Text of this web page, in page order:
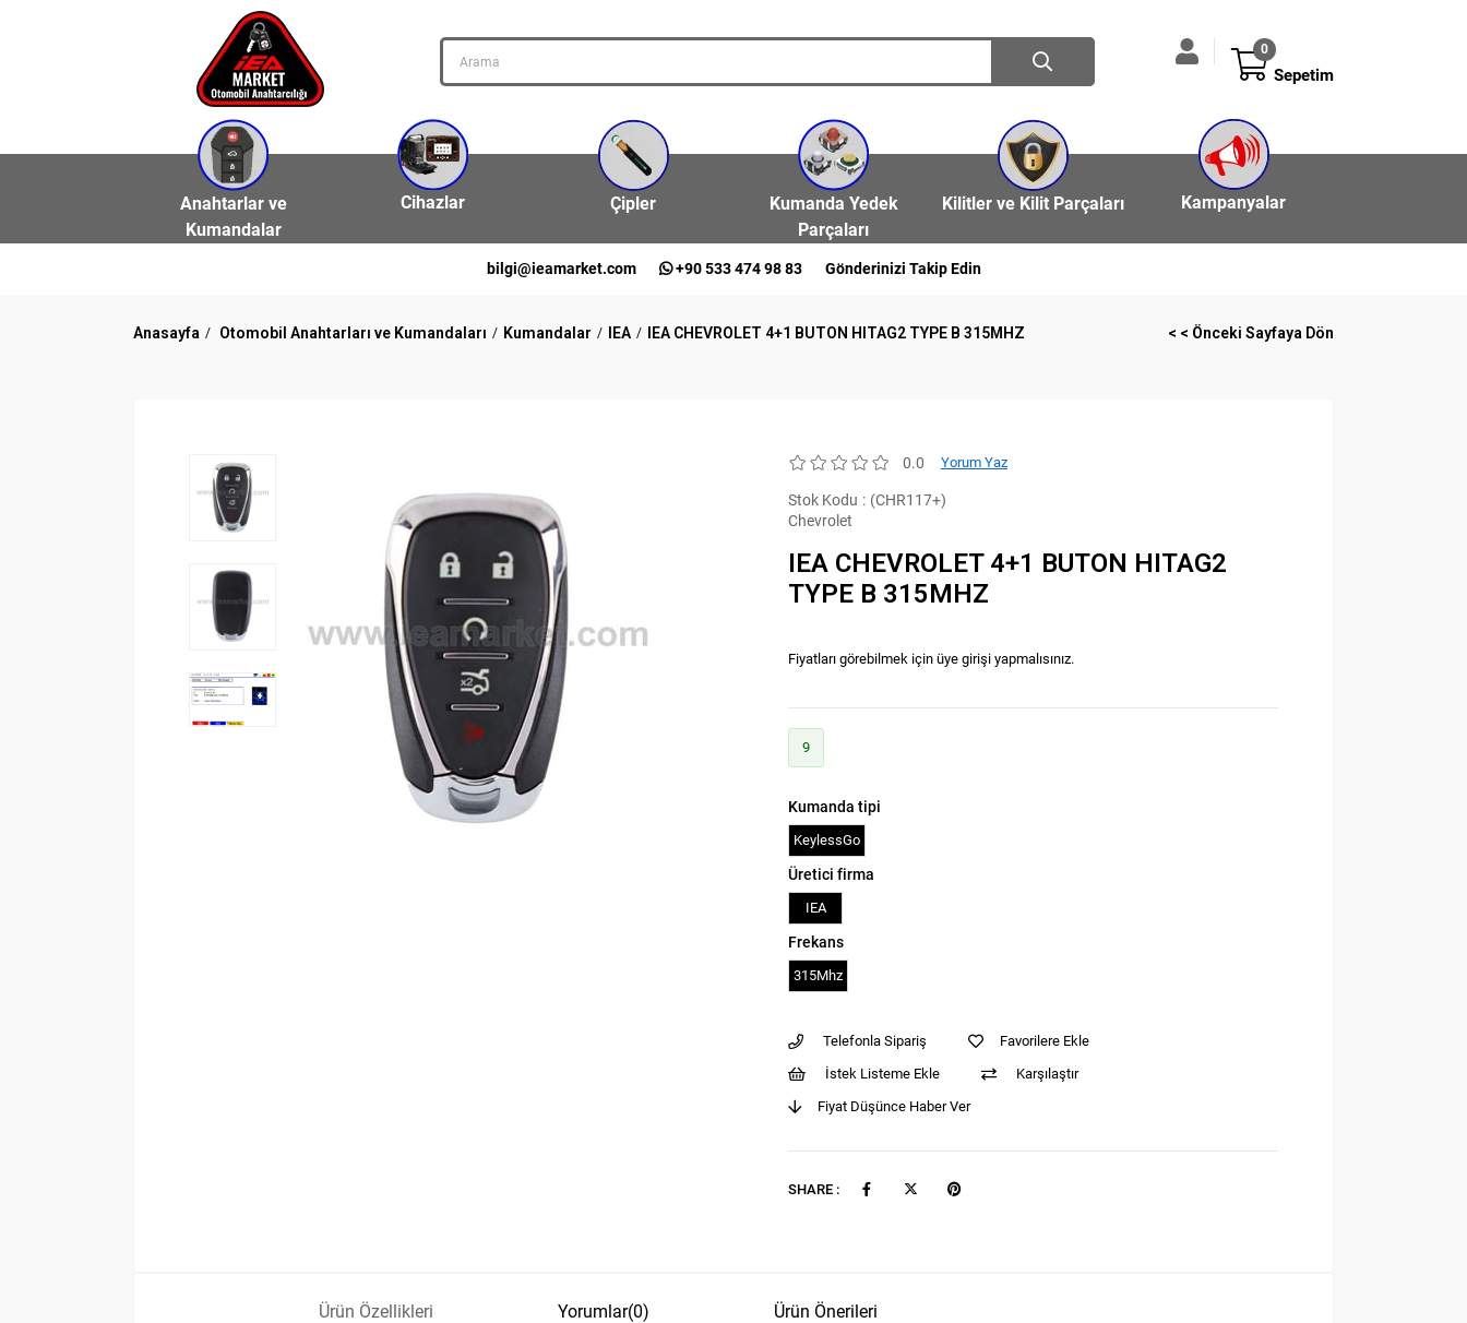
Sepetim
0
Anahtarlar ve
Kumandalar
Cihazlar Çipler
Kumanda Yedek
Parçaları
Kilitler ve Kilit Parçaları Kampanyalar
bilgi@ieamarket.com +90 533 474 98 83 Gönderinizi Takip Edin
Anasayfa Otomobil Anahtarları ve Kumandaları Kumandalar IEA IEA CHEVROLET 4+1 BUTON HITAG2 TYPE B 315MHZ < < Önceki Sayfaya Dön
0.0 Yorum Yaz
Stok Kodu
(CHR117+)
Chevrolet
IEA CHEVROLET 4+1 BUTON HITAG2
TYPE B 315MHZ
Fiyatları görebilmek için üye girişi yapmalısınız.
9
Kumanda tipi
KeylessGo
Üretici firma
IEA
Frekans
315Mhz
Telefonla Sipariş
Favorilere Ekle
İstek Listeme Ekle
Karşılaştır
Fiyat Düşünce Haber Ver
SHARE :
Ürün Özellikleri Yorumlar(0) Ürün Önerileri